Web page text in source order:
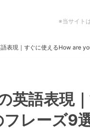
※当サイト
語表現｜すぐに使えるHow are
英語表現
レーズ9